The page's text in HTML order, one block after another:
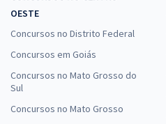
OESTE
Concursos no Distrito Federal
Concursos em Goiás
Concursos no Mato Grosso do
Sul
Concursos no Mato Grosso